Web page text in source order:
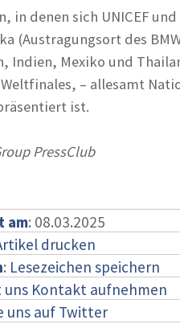
in denen sich UNICEF
(Austragungsort des
Indien, Mexiko und
Weltfinales, – allesamt
ist.
PressClub
am: 08.03.2025
drucken
: Lesezeichen speichern
uns Kontakt aufnehmen
uns auf Twitter